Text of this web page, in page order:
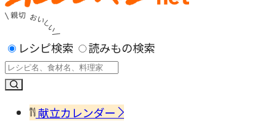
レシピ検索 読みもの検索
献立カレンダー